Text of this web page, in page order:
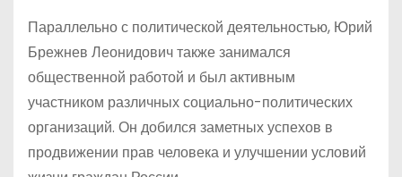
Параллельно с политической деятельностью, Юрий
Брежнев Леонидович также занимался
общественной работой и был активным
участником различных социально-политических
организаций. Он добился заметных успехов в
продвижении прав человека и улучшении условий